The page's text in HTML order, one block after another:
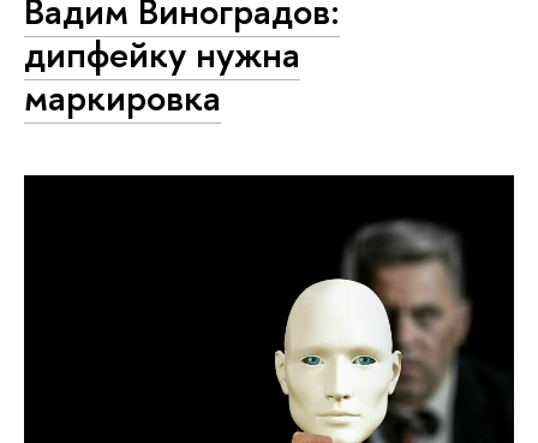
Вадим Виноградов:
дипфейку нужна
маркировка